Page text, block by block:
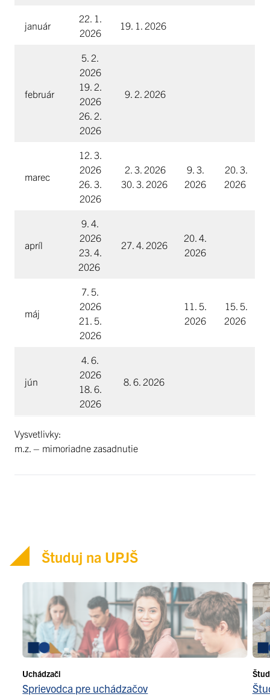
január
22. 1.
2026
19. 1. 2026
február
5. 2.
2026
19. 2.
2026
26. 2.
2026
9. 2. 2026
marec
12. 3.
2026
26. 3.
2026
2. 3. 2026
30. 3. 2026
9. 3.
2026
20. 3.
2026
apríl
9. 4.
2026
23. 4.
2026
27. 4. 2026
20. 4.
2026
máj
7. 5.
2026
21. 5.
2026
11. 5.
2026
15. 5.
2026
jún
4. 6.
2026
18. 6.
2026
8. 6. 2026
Vysvetlivky:
m.z. – mimoriadne zasadnutie
Študuj na UPJŠ
Uchádzači
Sprievodca pre uchádzačov